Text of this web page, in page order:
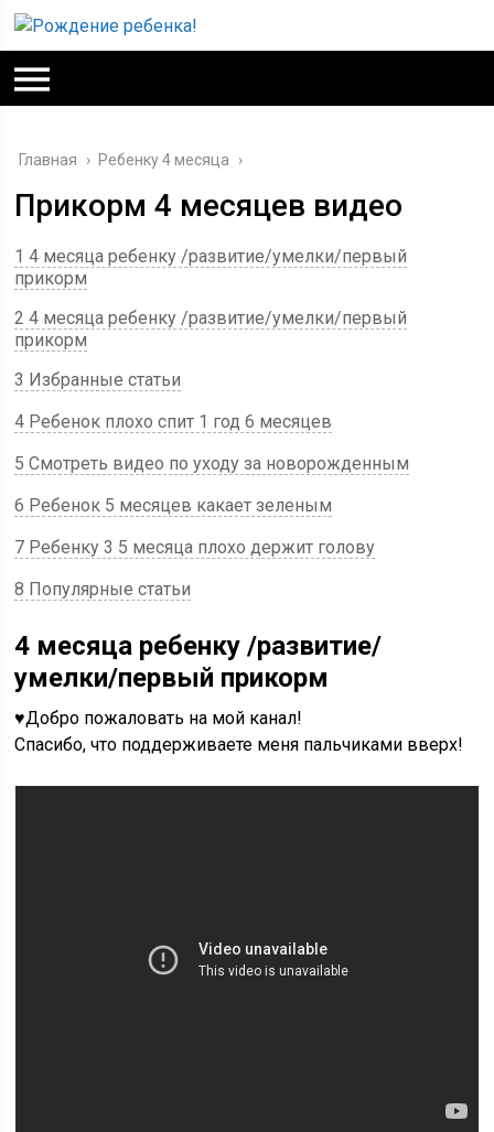
Главная › Ребенку 4 месяца ›
Прикорм 4 месяцев видео
1 4 месяца ребенку /развитие/умелки/первый
прикорм
2 4 месяца ребенку /развитие/умелки/первый
прикорм
3 Избранные статьи
4 Ребенок плохо спит 1 год 6 месяцев
5 Смотреть видео по уходу за новорожденным
6 Ребенок 5 месяцев какает зеленым
7 Ребенку 3 5 месяца плохо держит голову
8 Популярные статьи
4 месяца ребенку /развитие/
умелки/первый прикорм
♥Добро пожаловать на мой канал!
Спасибо, что поддерживаете меня пальчиками вверх!